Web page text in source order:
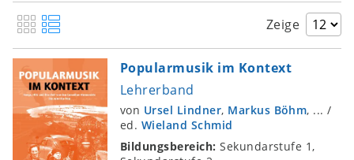
Madonna: Papa Don’t Preach
Madonna: La Isla Bonita
Queen: Who Wants to Live Forever
Metallica: One
N.W.A.: Straight Outta Compton
Bruce Springsteen: The Ghost of Tom Joad
Absolute Beginner: Hammerhart
Zeige
Popularmusik im Kontext
Lehrerband
von Ursel Lindner, Markus Böhm, ... /
ed. Wieland Schmid
Bildungsbereich:Sekundarstufe 1,